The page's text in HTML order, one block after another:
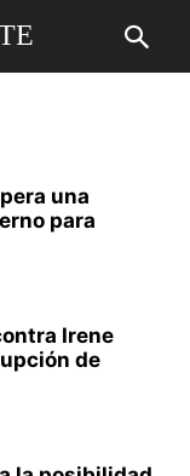
una
para
Irene
de